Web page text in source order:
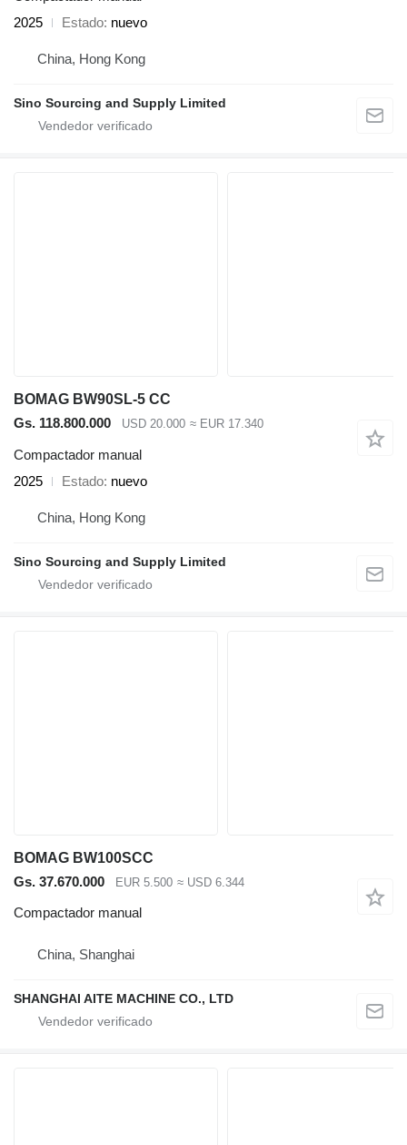
2025
Estado nuevo
China, Hong Kong
Sino Sourcing and Supply Limited
BOMAG BW90SL-5 CC
Gs. 118.800.000
USD 20.000 ≈ EUR 17.340
Compactador manual
2025
Estado nuevo
China, Hong Kong
Sino Sourcing and Supply Limited
BOMAG BW100SCC
Gs. 37.670.000
EUR 5.500 ≈ USD 6.344
Compactador manual
China, Shanghai
SHANGHAI AITE MACHINE CO., LTD